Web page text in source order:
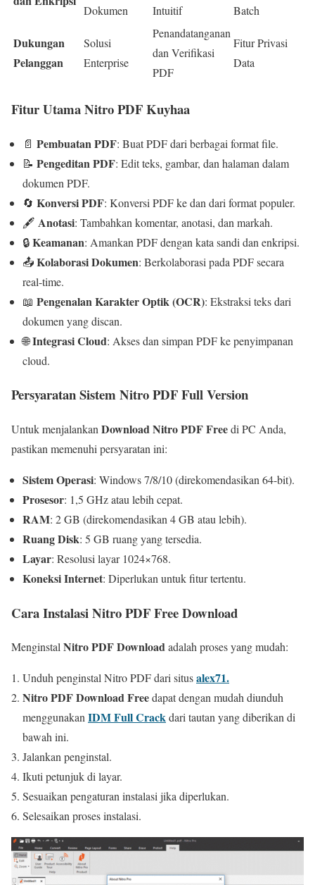
Dokumen Intuitif Batch
Dukungan
Pelanggan
Solusi
Enterprise
Penandatanganan
dan Verifikasi
PDF
Fitur Privasi
Data
Fitur Utama Nitro PDF Kuyhaa
📄 Pembuatan PDF: Buat PDF dari berbagai format file.
📝 Pengeditan PDF: Edit teks, gambar, dan halaman dalam
dokumen PDF.
🔄 Konversi PDF: Konversi PDF ke dan dari format populer.
🖋️ Anotasi: Tambahkan komentar, anotasi, dan markah.
🔒Keamanan: Amankan PDF dengan kata sandi dan enkripsi.
📤Kolaborasi Dokumen: Berkolaborasi pada PDF secara
real-time.
📖 Pengenalan Karakter Optik (OCR): Ekstraksi teks dari
dokumen yang discan.
🌐Integrasi Cloud: Akses dan simpan PDF ke penyimpanan
cloud.
Persyaratan Sistem Nitro PDF Full Version
Untuk menjalankan Download Nitro PDFFreedi PC Anda,
pastikan memenuhi persyaratan ini:
Sistem Operasi: Windows 7/8/10 (direkomendasikan 64-bit).
Prosesor: 1,5 GHz atau lebih cepat.
RAM: 2 GB (direkomendasikan 4 GB atau lebih).
Ruang Disk: 5 GB ruang yang tersedia.
Layar: Resolusi layar 1024×768.
Koneksi Internet: Diperlukan untuk fitur tertentu.
Cara Instalasi Nitro PDF Free Download
MenginstalNitro PDF Downloadadalah proses yang mudah:
Unduh penginstal Nitro PDF dari situsalex71.
Nitro PDFDownload Freedapat dengan mudah diunduh
menggunakanIDM Full Crackdari tautan yang diberikan di
bawah ini.
Jalankan penginstal.
Ikuti petunjuk di layar.
Sesuaikan pengaturan instalasi jika diperlukan.
Selesaikan proses instalasi.